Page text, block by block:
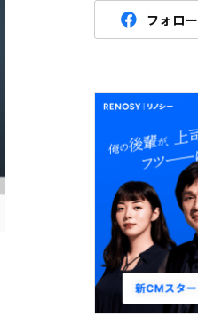
フォロー